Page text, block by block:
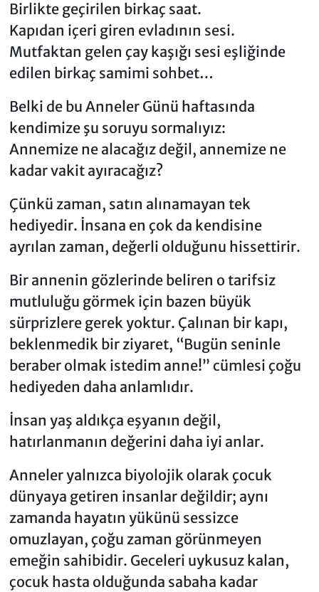
Birlikte geçirilen birkaç saat.
Kapıdan içeri giren evladının sesi.
Mutfaktan gelen çay kaşığı sesi eşliğinde
edilen birkaç samimi sohbet…
Belki de bu Anneler Günü haftasında
kendimize şu soruyu sormalıyız:
Annemize ne alacağız değil, annemize ne
kadar vakit ayıracağız?
Çünkü zaman, satın alınamayan tek
hediyedir. İnsana en çok da kendisine
ayrılan zaman, değerli olduğunu hissettirir.
Bir annenin gözlerinde beliren o tarifsiz
mutluluğu görmek için bazen büyük
sürprizlere gerek yoktur. Çalınan bir kapı,
beklenmedik bir ziyaret, “Bugün seninle
beraber olmak istedim anne!” cümlesi çoğu
hediyeden daha anlamlıdır.
İnsan yaş aldıkça eşyanın değil,
hatırlanmanın değerini daha iyi anlar.
Anneler yalnızca biyolojik olarak çocuk
dünyaya getiren insanlar değildir; aynı
zamanda hayatın yükünü sessizce
omuzlayan, çoğu zaman görünmeyen
emeğin sahibidir. Geceleri uykusuz kalan,
çocuk hasta olduğunda sabaha kadar